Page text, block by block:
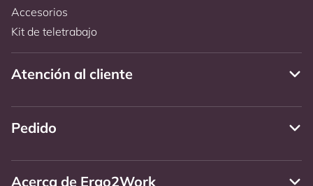
Accesorios
Kit de teletrabajo
Atención al cliente
Pedido
Acerca de Ergo2Work